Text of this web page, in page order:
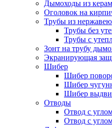
Дымоходы из
Оголовок на
Трубы из
Трубы без
Трубы с
Зонт на трубу
Экранирующая
Шибер
Шибер
Шибер
Шибер
Отводы
Отвод с
Отвод с